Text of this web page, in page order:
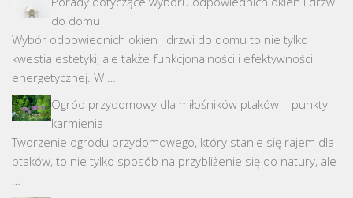
do domu
Wybór odpowiednich okien i drzwi do domu to nie tylko
kwestia estetyki, ale także funkcjonalności i efektywności
energetycznej. W …
Ogród przydomowy dla miłośników ptaków – punkty
karmienia
Tworzenie ogrodu przydomowego, który stanie się rajem dla
ptaków, to nie tylko sposób na przybliżenie się do natury, ale
…